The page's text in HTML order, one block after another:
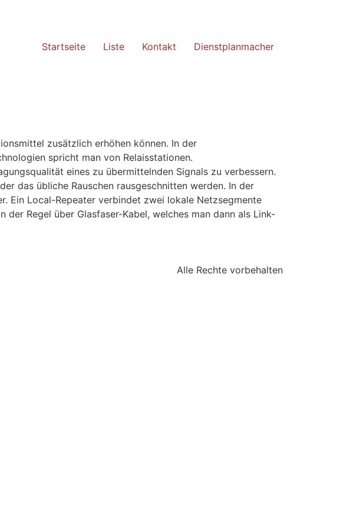
Startseite Liste Kontakt Dienstplanmacher
zusätzlich erhöhen können. In der
spricht man von Relaisstationen.
eines zu übermittelnden Signals zu verbessern.
das übliche Rauschen rausgeschnitten werden. In der
Ein Local-Repeater verbindet zwei lokale Netzsegmente
Regel über Glasfaser-Kabel, welches man dann als Link-
Alle Rechte vorbehalten